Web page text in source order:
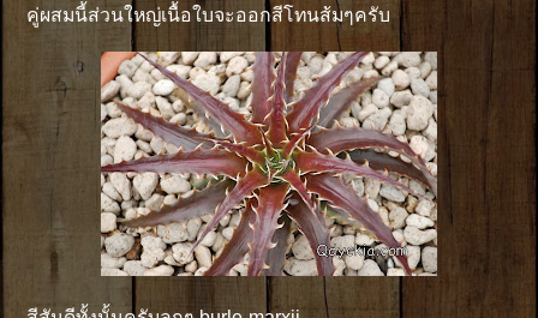
คู่ผสมนี้ส่วนใหญ่เนื้อใบจะออกสีโทนส้มๆครับ